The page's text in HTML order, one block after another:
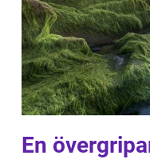
En